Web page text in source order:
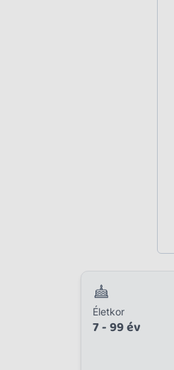
Életkor
7 - 99 év